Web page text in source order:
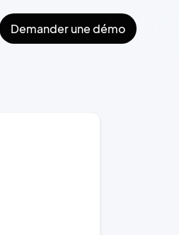
Demander une démo